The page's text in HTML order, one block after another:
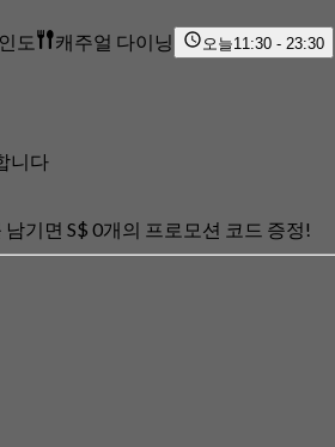
인도 캐주얼 다이닝 오늘11:30 - 23:30
니다
기면 S$ 0개의 프로모션 코드 증정!